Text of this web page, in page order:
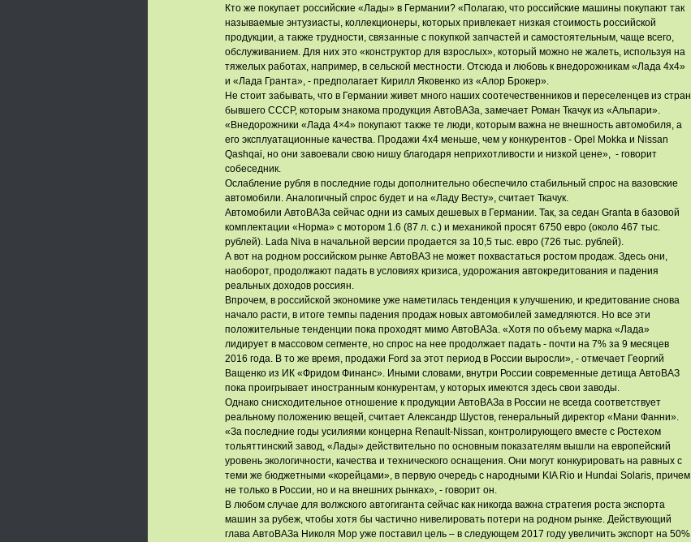
Кто же покупает российские «Лады» в Германии? «Полагаю, что российские машины покупают так
называемые энтузиасты, коллекционеры, которых привлекает низкая стоимость российской
продукции, а также трудности, связанные с покупкой запчастей и самостоятельным, чаще всего,
обслуживанием. Для них это «конструктор для взрослых», который можно не жалеть, используя на
тяжелых работах, например, в сельской местности. Отсюда и любовь к внедорожникам «Лада 4х4»
и «Лада Гранта», - предполагает Кирилл Яковенко из «Алор Брокер».
Не стоит забывать, что в Германии живет много наших соотечественников и переселенцев из стран
бывшего СССР, которым знакома продукция АвтоВАЗа, замечает Роман Ткачук из «Альпари».
«Внедорожники «Лада 4×4» покупают также те люди, которым важна не внешность автомобиля, а
его эксплуатационные качества. Продажи 4x4 меньше, чем у конкурентов - Opel Mokka и Nissan
Qashqai, но они завоевали свою нишу благодаря неприхотливости и низкой цене», - говорит
собеседник.
Ослабление рубля в последние годы дополнительно обеспечило стабильный спрос на вазовские
автомобили. Аналогичный спрос будет и на «Ладу Весту», считает Ткачук.
Автомобили АвтоВАЗа сейчас одни из самых дешевых в Германии. Так, за седан Granta в базовой
комплектации «Норма» с мотором 1.6 (87 л. с.) и механикой просят 6750 евро (около 467 тыс.
рублей). Lada Niva в начальной версии продается за 10,5 тыс. евро (726 тыс. рублей).
А вот на родном российском рынке АвтоВАЗ не может похвастаться ростом продаж. Здесь они,
наоборот, продолжают падать в условиях кризиса, удорожания автокредитования и падения
реальных доходов россиян.
Впрочем, в российской экономике уже наметилась тенденция к улучшению, и кредитование снова
начало расти, в итоге темпы падения продаж новых автомобилей замедляются. Но все эти
положительные тенденции пока проходят мимо АвтоВАЗа. «Хотя по объему марка «Лада»
лидирует в массовом сегменте, но спрос на нее продолжает падать - почти на 7% за 9 месяцев
2016 года. В то же время, продажи Ford за этот период в России выросли», - отмечает Георгий
Ващенко из ИК «Фридом Финанс». Иными словами, внутри России современные детища АвтоВАЗ
пока проигрывает иностранным конкурентам, у которых имеются здесь свои заводы.
Однако снисходительное отношение к продукции АвтоВАЗа в России не всегда соответствует
реальному положению вещей, считает Александр Шустов, генеральный директор «Мани Фанни».
«За последние годы усилиями концерна Renault-Nissan, контролирующего вместе с Ростехом
тольяттинский завод, «Лады» действительно по основным показателям вышли на европейский
уровень экологичности, качества и технического оснащения. Они могут конкурировать на равных с
теми же бюджетными «корейцами», в первую очередь с народными KIA Rio и Hundai Solaris, причем
не только в России, но и на внешних рынках», - говорит он.
В любом случае для волжского автогиганта сейчас как никогда важна стратегия роста экспорта
машин за рубеж, чтобы хотя бы частично нивелировать потери на родном рынке. Действующий
глава АвтоВАЗа Николя Мор уже поставил цель – в следующем 2017 году увеличить экспорт на 50%